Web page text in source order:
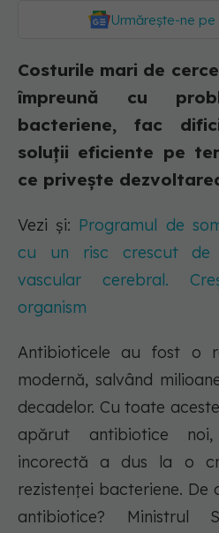
Urmărește-ne
Costurile mari de
împreună cu
bacteriene, fac
soluții eficiente pe
ce privește
Vezi și: Programul de
cu un risc crescut de
vascular cerebral.
organism
Antibioticele au fost o
modernă, salvând
decadelor. Cu toate
apărut antibiotice
incorectă a dus la o
rezistenței bacteriene. De
antibiotice? Ministrul